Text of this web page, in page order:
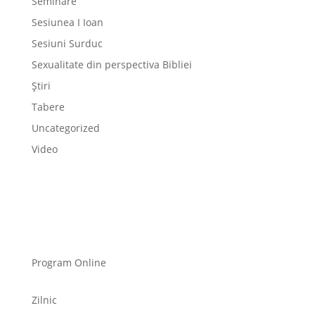
Sesiunea I Ioan
Sesiuni Surduc
Sexualitate din perspectiva Bibliei
Știri
Tabere
Uncategorized
Video
Program Online
Zilnic